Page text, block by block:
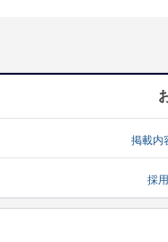
就活ノウハウ・サポ
就活支援
就活ノウハウが満載！
適職診断
掲載内
採